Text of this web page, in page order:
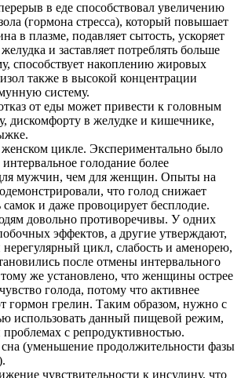
в еде способствовал увеличению
(гормона стресса), который повышает
в плазме, подавляет сытость, ускоряет
и заставляет потреблять больше
способствует накоплению жировых
также в высокой концентрации
систему.
от еды может привести к головным
дискомфорту в желудке и кишечнике,
цикле. Экспериментально было
голодание более
мужчин, чем для женщин. Опыты на
что голод снижает
самок и даже провоцирует бесплодие.
довольно противоречивы. У одних
эффектов, а другие утверждают,
цикл, слабость и аменорею,
после отмены интервального
же установлено, что женщины острее
голода, потому что активнее
гормон грелин. Таким образом, нужно с
использовать данный пищевой режим,
с репродуктивностью.
сна (уменьшение продолжительности фазы
чувствительности к инсулину, что